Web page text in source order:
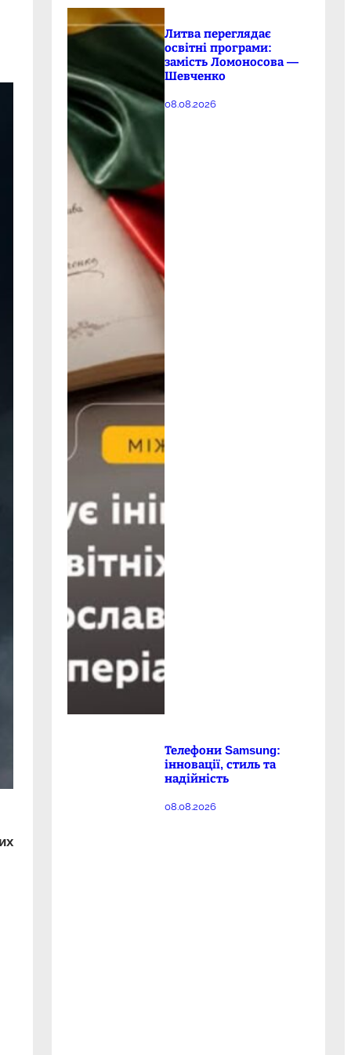
Литва переглядає
освітні програми:
замість Ломоносова —
Шевченко
08.08.2026
Телефони Samsung:
інновації, стиль та
надійність
08.08.2026